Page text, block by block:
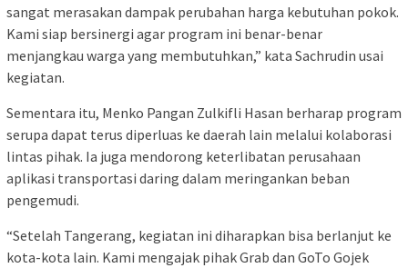
sangat merasakan dampak perubahan harga kebutuhan pokok.
Kami siap bersinergi agar program ini benar-benar
menjangkau warga yang membutuhkan,” kata Sachrudin usai
kegiatan.
Sementara itu, Menko Pangan Zulkifli Hasan berharap program
serupa dapat terus diperluas ke daerah lain melalui kolaborasi
lintas pihak. Ia juga mendorong keterlibatan perusahaan
aplikasi transportasi daring dalam meringankan beban
pengemudi.
“Setelah Tangerang, kegiatan ini diharapkan bisa berlanjut ke
kota-kota lain. Kami mengajak pihak Grab dan GoTo Gojek